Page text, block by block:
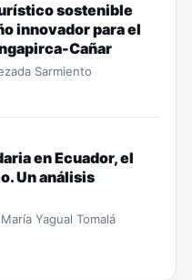
sostenible
innovador para el
Cañar
Sarmiento
en Ecuador, el
Un análisis
Yagual Tomalá